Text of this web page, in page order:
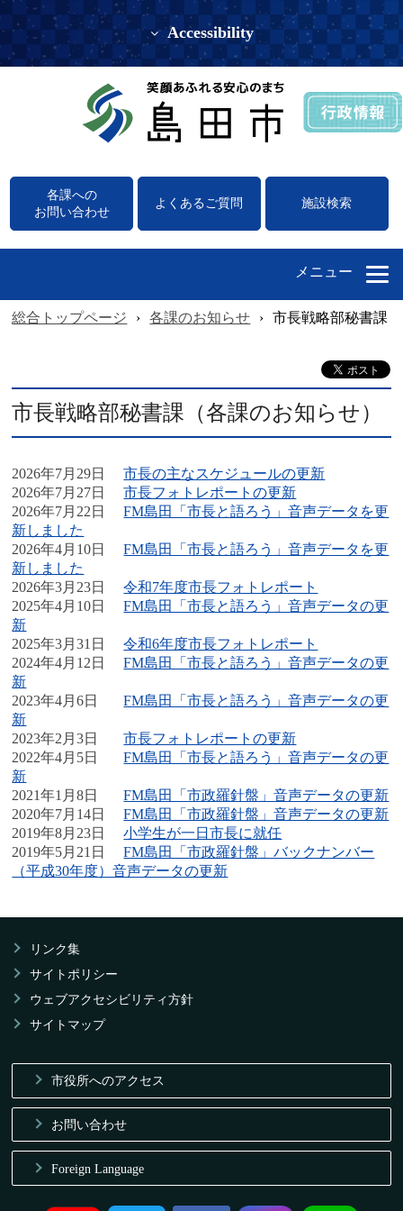
Accessibility
各課への
お問い合わせ
よくあるご質問 施設検索
メニュー
総合トップページ › 各課のお知らせ › 市長戦略部秘書課
市長戦略部秘書課（各課のお知らせ）
2026年7月29日
市長の主なスケジュールの更新
2026年7月27日
市長フォトレポートの更新
2026年7月22日
FM島田「市長と語ろう」音声データを更
新しました
2026年4月10日
FM島田「市長と語ろう」音声データを更
新しました
2026年3月23日
令和7年度市長フォトレポート
2025年4月10日
FM島田「市長と語ろう」音声データの更
新
2025年3月31日
令和6年度市長フォトレポート
2024年4月12日
FM島田「市長と語ろう」音声データの更
新
2023年4月6日
FM島田「市長と語ろう」音声データの更
新
2023年2月3日
市長フォトレポートの更新
2022年4月5日
FM島田「市長と語ろう」音声データの更
新
2021年1月8日
FM島田「市政羅針盤」音声データの更新
2020年7月14日
FM島田「市政羅針盤」音声データの更新
2019年8月23日
小学生が一日市長に就任
2019年5月21日
FM島田「市政羅針盤」バックナンバー
（平成30年度）音声データの更新
リンク集
サイトポリシー
ウェブアクセシビリティ方針
サイトマップ
市役所へのアクセス
お問い合わせ
Foreign Language